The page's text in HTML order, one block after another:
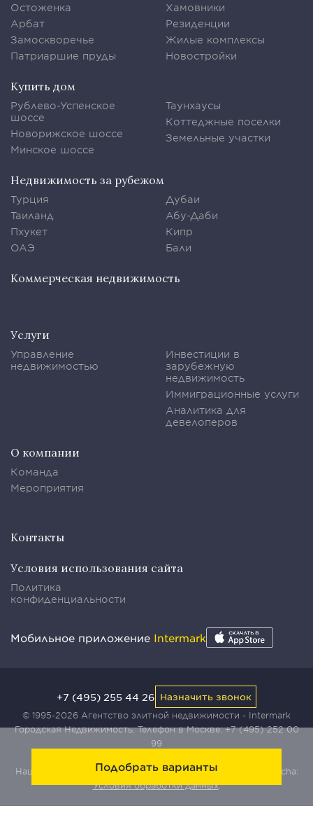
Подобрать варианты
Остоженка
Арбат
Замоскворечье
Патриаршие пруды
Хамовники
Резиденции
Жилые комплексы
Новостройки
Купить дом
Рублево-Успенское
шоссе
Новорижское шоссе
Минское шоссе
Таунхаусы
Коттеджные поселки
Земельные участки
Недвижимость за рубежом
Турция
Таиланд
Пхукет
ОАЭ
Дубаи
Абу-Даби
Кипр
Бали
Коммерческая недвижимость
Услуги
Управление
недвижимостью
Инвестиции в
зарубежную
недвижимость
Иммиграционные услуги
Аналитика для
девелоперов
О компании
Команда
Мероприятия
Контакты
Условия использования сайта
Политика
конфиденциальности
Мобильное приложение Intermark
© 1995-2026 Агентство элитной недвижимости - Intermark
Городская Недвижимость. Телефон в Москве:+7 (495) 252 00
99
Наш сайт защищен с помощью сервиса Yandex SmartCaptcha:
Условия обработки данных.
+7 (495) 255 44 26 Назначить звонок